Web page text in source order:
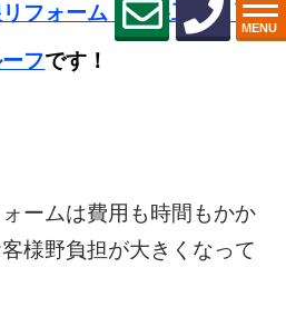
MENU
フォーム・屋根工事・雨
フです！
ームは費用も時間もかか
様野負担が大きくなって